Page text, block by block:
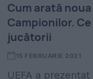
Cum arată
Campionilor.
jucătorii
15 FEBRUARIE 2021
UEFA a